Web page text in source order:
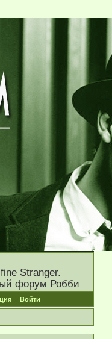
Stranger.
форум Робби
Войти